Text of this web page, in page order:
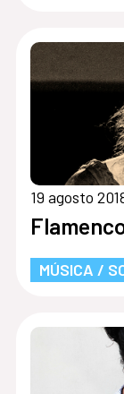
19 agosto
MÚSICA /